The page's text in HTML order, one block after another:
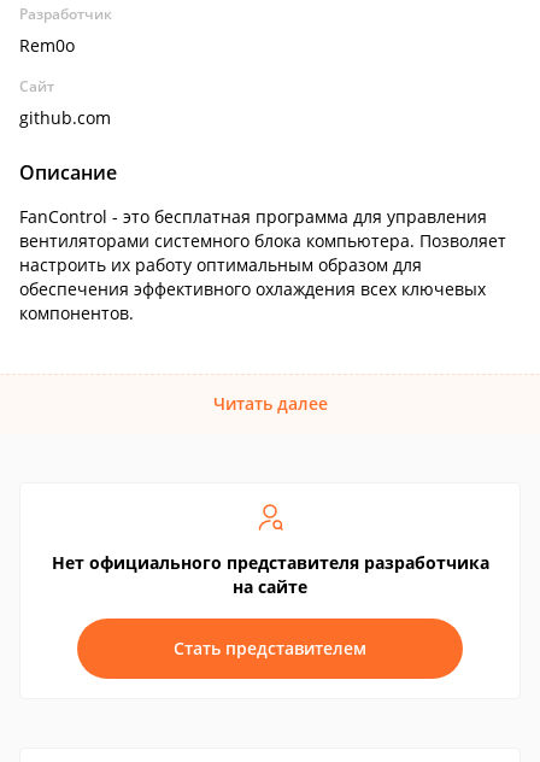
Разработчик
Rem0o
Сайт
github.com
Описание
FanControl - это бесплатная программа для управления
вентиляторами системного блока компьютера. Позволяет
настроить их работу оптимальным образом для
обеспечения эффективного охлаждения всех ключевых
компонентов.
Читать далее
Нет официального представителя разработчика
на сайте
Стать представителем